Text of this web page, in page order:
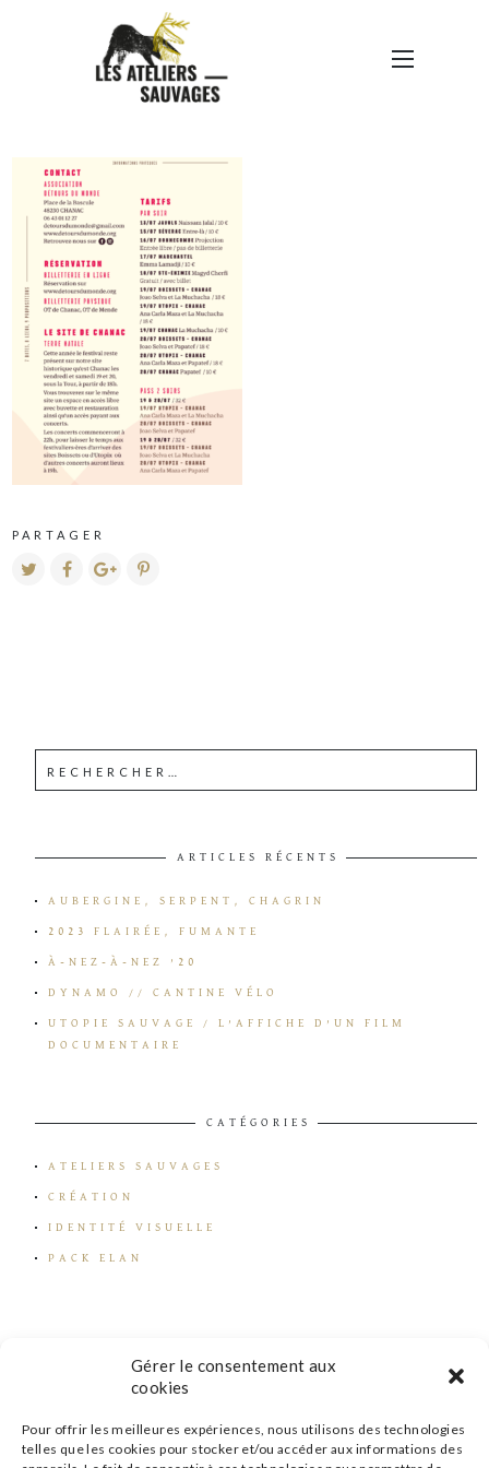
Gérer le consentement aux
cookies
Pour offrir les meilleures expériences, nous utilisons des technologies
telles que les cookies pour stocker et/ou accéder aux informations des
DDM-2024-PROGRAMME-
WEB-INFOS PRATIQUES-
PARTAGER
ARTICLES RÉCENTS
AUBERGINE, SERPENT, CHAGRIN
2023 FLAIRÉE, FUMANTE
À-NEZ-À-NEZ ’20
DYNAMO // CANTINE VÉLO
UTOPIE SAUVAGE / L’AFFICHE D’UN FILM
DOCUMENTAIRE
CATÉGORIES
ATELIERS SAUVAGES
CRÉATION
IDENTITÉ VISUELLE
PACK ELAN